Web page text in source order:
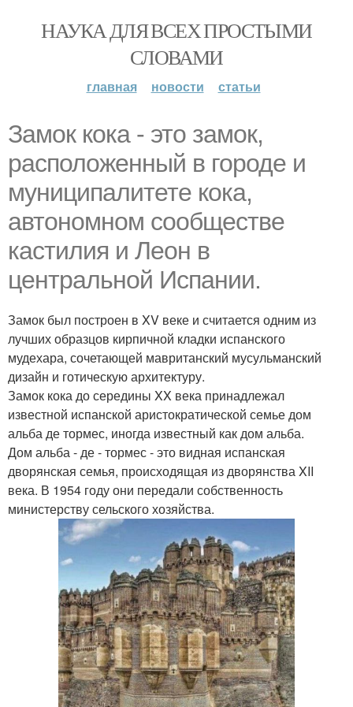
НАУКА ДЛЯ ВСЕХ ПРОСТЫМИ
СЛОВАМИ
главная новости статьи
Замок кока - это замок,
расположенный в городе и
муниципалитете кока,
автономном сообществе
кастилия и Леон в
центральной Испании.
Замок был построен в XV веке и считается одним из
лучших образцов кирпичной кладки испанского
мудехара, сочетающей мавританский мусульманский
дизайн и готическую архитектуру.
Замок кока до середины XX века принадлежал
известной испанской аристократической семье дом
альба де тормес, иногда известный как дом альба.
Дом альба - де - тормес - это видная испанская
дворянская семья, происходящая из дворянства XII
века. В 1954 году они передали собственность
министерству сельского хозяйства.